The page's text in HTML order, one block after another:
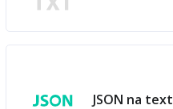
JSON na text